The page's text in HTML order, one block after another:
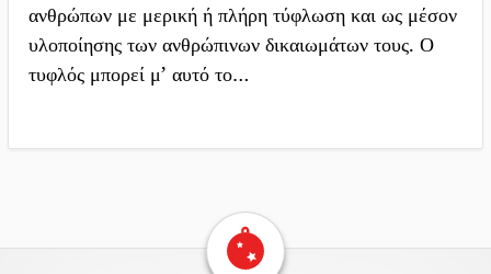
ανθρώπων με μερική ή πλήρη τύφλωση και ως μέσον
υλοποίησης των ανθρώπινων δικαιωμάτων τους. Ο
τυφλός μπορεί μ’ αυτό το…
Επιστροφή στην αρχική σελίδα